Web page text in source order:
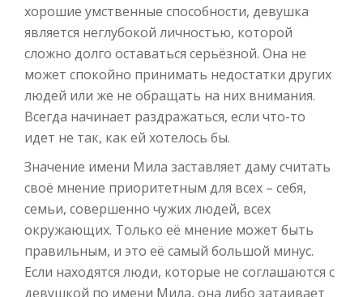
хорошие умственные способности, девушка
является неглубокой личностью, которой
сложно долго оставаться серьёзной. Она не
может спокойно принимать недостатки других
людей или же не обращать на них внимания.
Всегда начинает раздражаться, если что-то
идет не так, как ей хотелось бы.
Значение имени Мила заставляет даму считать
своё мнение приоритетным для всех – себя,
семьи, совершенно чужих людей, всех
окружающих. Только её мнение может быть
правильным, и это её самый большой минус.
Если находятся люди, которые не соглашаются с
девушкой по имени Мила, она либо затаивает